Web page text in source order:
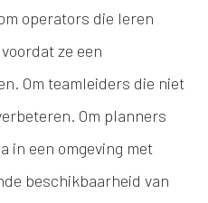
operators die leren
ze een
Om teamleiders die niet
Om planners
in een omgeving met
beschikbaarheid van